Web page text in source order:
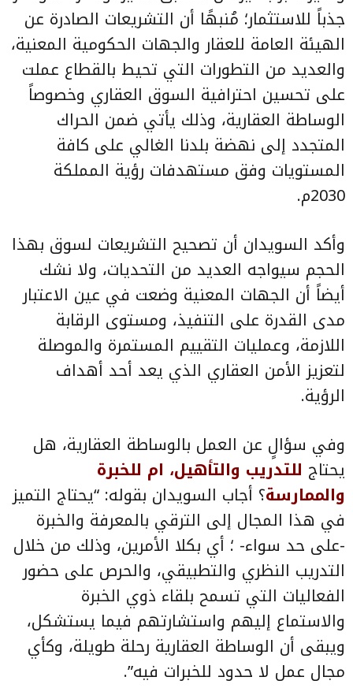
جذباً للاستثمار؛ مُنبهًا أن التشريعات الصادرة عن
الهيئة العامة للعقار والجهات الحكومية المعنية،
والعديد من التطورات التي تحيط بالقطاع عملت
على تحسين احترافية السوق العقاري وخصوصاً
الوساطة العقارية، وذلك يأتي ضمن الحراك
المتجدد إلى نهضة بلدنا الغالي على كافة
المستويات وفق مستهدفات رؤية المملكة
2030م.
وأكد السويدان أن تصحيح التشريعات لسوق بهذا
الحجم سيواجه العديد من التحديات، ولا نشك
أيضاً أن الجهات المعنية وضعت في عين الاعتبار
مدى القدرة على التنفيذ، ومستوى الرقابة
اللازمة، وعمليات التقييم المستمرة والموصلة
لتعزيز الأمن العقاري الذي يعد أحد أهداف
الرؤية.
وفي سؤالٍ عن العمل بالوساطة العقارية، هل
يحتاج للتدريب والتأهيل، ام للخبرة
والممارسة؟ أجاب السويدان بقوله: “يحتاج التميز
في هذا المجال إلى الترقي بالمعرفة والخبرة
-على حد سواء- ؛ أي بكلا الأمرين، وذلك من خلال
التدريب النظري والتطبيقي، والحرص على حضور
الفعاليات التي تسمح بلقاء ذوي الخبرة
والاستماع إليهم واستشارتهم فيما يستشكل،
ويبقى أن الوساطة العقارية رحلة طويلة، وكأي
مجال عمل لا حدود للخبرات فيه”.